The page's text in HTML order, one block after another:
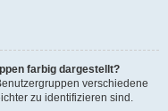
farbig dargestellt?
verschiedene
zu identifizieren sind.